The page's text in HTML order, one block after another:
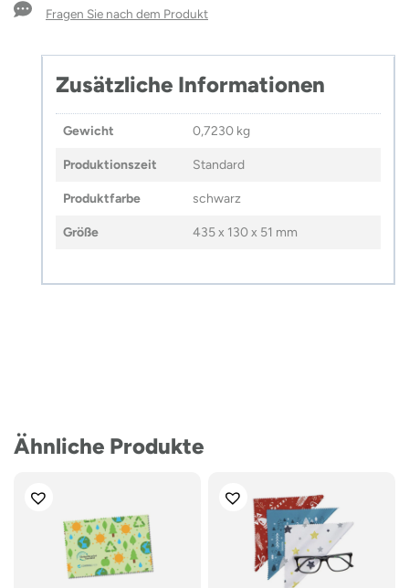
Fragen Sie nach dem Produkt
Zusätzliche Informationen
Gewicht 0,7230 kg
Produktionszeit Standard
Produktfarbe schwarz
Größe 435 x 130 x 51 mm
Ähnliche Produkte